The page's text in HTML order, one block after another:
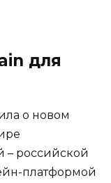
для
о новом
российской
платформой